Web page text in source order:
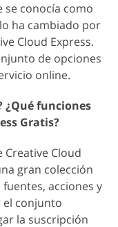
se conocía como
ha cambiado por
Cloud Express.
de opciones
online.
¿Qué funciones
Gratis?
Cloud
gran colección
acciones y
el conjunto
la suscripción